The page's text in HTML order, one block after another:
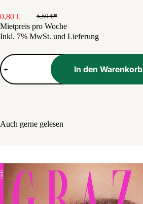
5,50€
Ursprünglicher
Preis
war:
0,80 €
Aktueller
Preis
ist:
Mietpreis pro Woche
Inkl. 7% MwSt. und Lieferung
Donna
Menge
In den Warenkorb
Auch gerne gelesen